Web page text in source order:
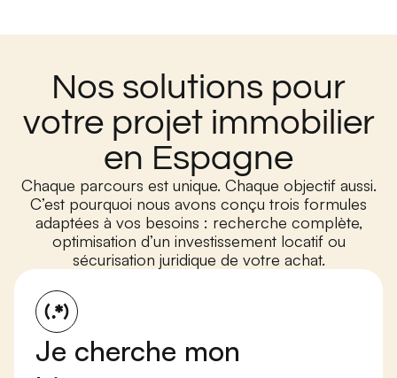
Nos solutions pour
votre projet immobilier
en Espagne
Chaque parcours est unique. Chaque objectif aussi.
C’est pourquoi nous avons conçu trois formules
adaptées à vos besoins : recherche complète,
optimisation d’un investissement locatif ou
sécurisation juridique de votre achat.
Je cherche mon